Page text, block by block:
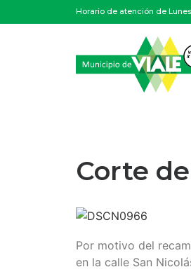
Horario de atención de
Corte
Por motivo del
en la calle San